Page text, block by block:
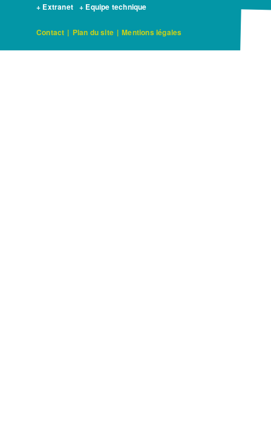
+ Extranet + Equipe technique
Contact | Plan du site | Mentions légales